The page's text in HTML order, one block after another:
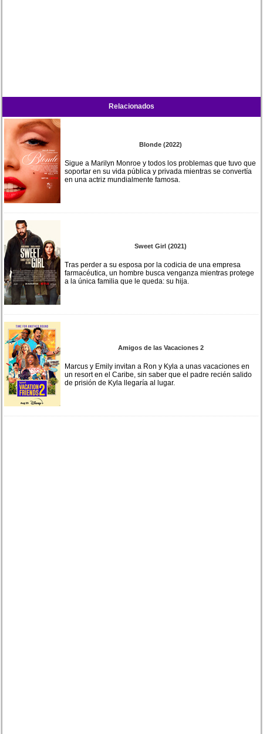
Relacionados
Blonde (2022)
Sigue a Marilyn Monroe y todos los problemas que tuvo que
soportar en su vida pública y privada mientras se convertía
en una actriz mundialmente famosa.
Sweet Girl (2021)
Tras perder a su esposa por la codicia de una empresa
farmacéutica, un hombre busca venganza mientras protege
a la única familia que le queda: su hija.
Amigos de las Vacaciones 2
Marcus y Emily invitan a Ron y Kyla a unas vacaciones en
un resort en el Caribe, sin saber que el padre recién salido
de prisión de Kyla llegaría al lugar.